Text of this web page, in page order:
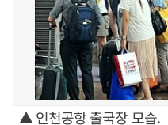
▲ 인천공항 출국장 모습.